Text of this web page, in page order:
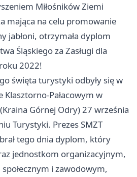
Miłośników Ziemi
mająca na celu promowanie
jabłoni, otrzymała dyplom
Śląskiego za Zasługi dla
2022!
święta turystyki odbyły się w
Klasztorno-Pałacowym w
Górnej Odry) 27 września
Turystyki. Prezes SMZT
tego dnia dyplom, który
jednostkom organizacyjnym,
i zawodowym,